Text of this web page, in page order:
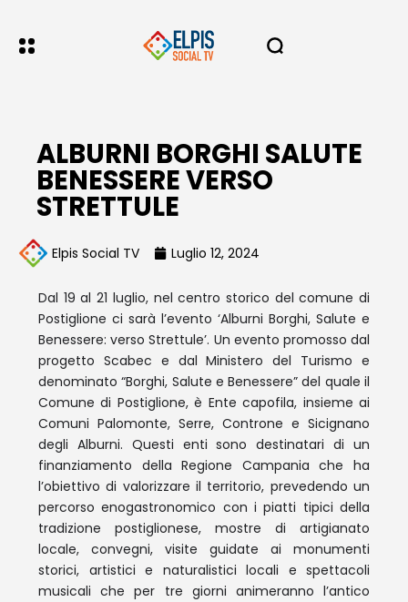
ALBURNI BORGHI SALUTE
BENESSERE VERSO
STRETTULE
Elpis Social TV Luglio 12, 2024
Dal 19 al 21 luglio, nel centro storico del comune di
Postiglione ci sarà l’evento ‘Alburni Borghi, Salute e
Benessere: verso Strettule’. Un evento promosso dal
progetto Scabec e dal Ministero del Turismo e
denominato “Borghi, Salute e Benessere” del quale il
Comune di Postiglione, è Ente capofila, insieme ai
Comuni Palomonte, Serre, Controne e Sicignano
degli Alburni. Questi enti sono destinatari di un
finanziamento della Regione Campania che ha
l’obiettivo di valorizzare il territorio, prevedendo un
percorso enogastronomico con i piatti tipici della
tradizione postiglionese, mostre di artigianato
locale, convegni, visite guidate ai monumenti
storici, artistici e naturalistici locali e spettacoli
musicali che per tre giorni animeranno l’antico